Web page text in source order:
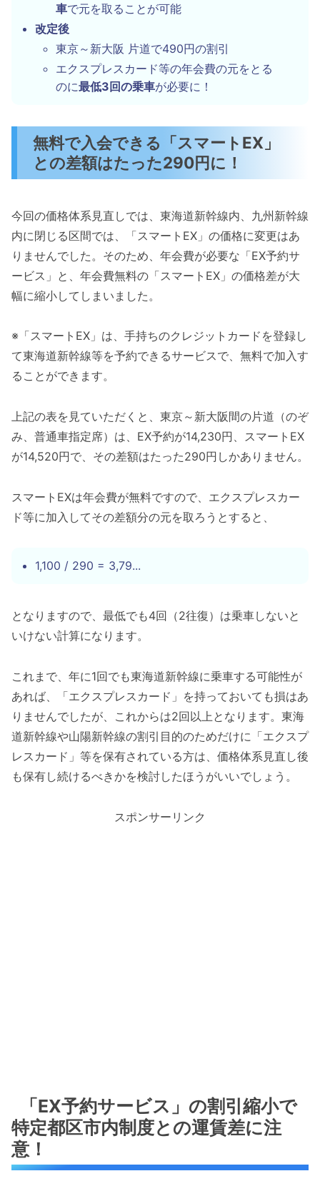
車で元を取ることが可能
改定後
東京～新大阪 片道で490円の割引
エクスプレスカード等の年会費の元をとる
のに最低3回の乗車が必要に！
無料で入会できる「スマートEX」
との差額はたった290円に！
今回の価格体系見直しでは、東海道新幹線内、九州新幹線
内に閉じる区間では、「スマートEX」の価格に変更はあ
りませんでした。そのため、年会費が必要な「EX予約サ
ービス」と、年会費無料の「スマートEX」の価格差が大
幅に縮小してしまいました。
※「スマートEX」は、手持ちのクレジットカードを登録し
て東海道新幹線等を予約できるサービスで、無料で加入す
ることができます。
上記の表を見ていただくと、東京～新大阪間の片道（のぞ
み、普通車指定席）は、EX予約が14,230円、スマートEX
が14,520円で、その差額はたった290円しかありません。
スマートEXは年会費が無料ですので、エクスプレスカー
ド等に加入してその差額分の元を取ろうとすると、
1,100 / 290 = 3,79...
となりますので、最低でも4回（2往復）は乗車しないと
いけない計算になります。
これまで、年に1回でも東海道新幹線に乗車する可能性が
あれば、「エクスプレスカード」を持っておいても損はあ
りませんでしたが、これからは2回以上となります。東海
道新幹線や山陽新幹線の割引目的のためだけに「エクスプ
レスカード」等を保有されている方は、価格体系見直し後
も保有し続けるべきかを検討したほうがいいでしょう。
スポンサーリンク
「EX予約サービス」の割引縮小で
特定都区市内制度との運賃差に注
意！